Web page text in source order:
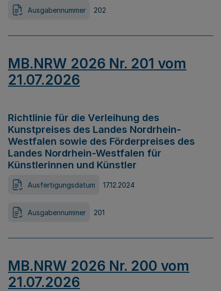
Ausgabennummer 202
MB.NRW 2026 Nr. 201 vom
21.07.2026
Richtlinie für die Verleihung des
Kunstpreises des Landes Nordrhein-
Westfalen sowie des Förderpreises des
Landes Nordrhein-Westfalen für
Künstlerinnen und Künstler
Ausfertigungsdatum 17.12.2024
Ausgabennummer 201
MB.NRW 2026 Nr. 200 vom
21.07.2026